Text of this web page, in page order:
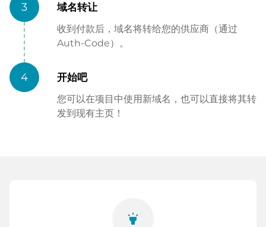
3 域名转让
收到付款后，域名将转给您的供应商（通过
Auth-Code）。
4 开始吧
您可以在项目中使用新域名，也可以直接将其转
发到现有主页！
highlight